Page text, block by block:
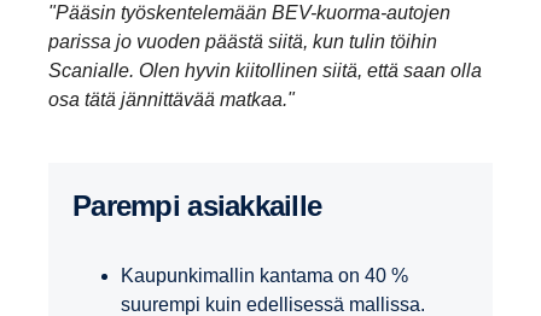
"Pääsin työskentelemään BEV-kuorma-autojen
parissa jo vuoden päästä siitä, kun tulin töihin
Scanialle. Olen hyvin kiitollinen siitä, että saan olla
osa tätä jännittävää matkaa."
Parempi asiak­kaille
Kaupunkimallin kantama on 40 %
suurempi kuin edellisessä mallissa.